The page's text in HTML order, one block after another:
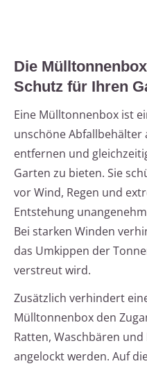
Die
Schutz für Ihren
Eine Mülltonnenbox ist
unschöne Abfallbehälter
entfernen und
Garten zu bieten. Sie
vor Wind, Regen und
Entstehung
Bei starken Winden
das Umkippen der
verstreut wird.
Zusätzlich verhindert
Mülltonnenbox den
Ratten, Waschbären
angelockt werden. Auf